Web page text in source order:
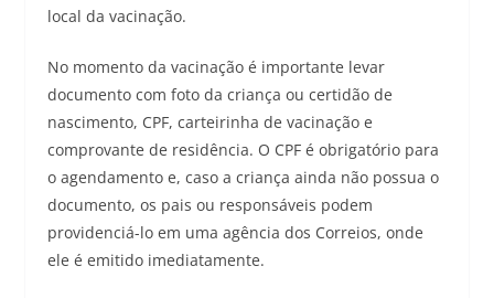
local da vacinação.
No momento da vacinação é importante levar
documento com foto da criança ou certidão de
nascimento, CPF, carteirinha de vacinação e
comprovante de residência. O CPF é obrigatório para
o agendamento e, caso a criança ainda não possua o
documento, os pais ou responsáveis podem
providenciá-lo em uma agência dos Correios, onde
ele é emitido imediatamente.